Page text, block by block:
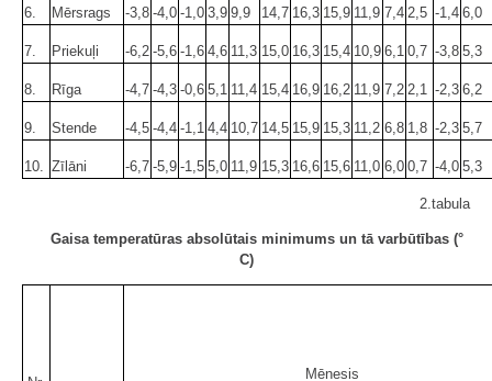
6. Mērsrags -3,8 -4,0 -1,0 3,9 9,9 14,7 16,3 15,9 11,9 7,4 2,5 -1,4 6,0
7. Priekuļi -6,2 -5,6 -1,6 4,6 11,3 15,0 16,3 15,4 10,9 6,1 0,7 -3,8 5,3
8. Rīga -4,7 -4,3 -0,6 5,1 11,4 15,4 16,9 16,2 11,9 7,2 2,1 -2,3 6,2
9. Stende -4,5 -4,4 -1,1 4,4 10,7 14,5 15,9 15,3 11,2 6,8 1,8 -2,3 5,7
10. Zīlāni -6,7 -5,9 -1,5 5,0 11,9 15,3 16,6 15,6 11,0 6,0 0,7 -4,0 5,3
2.tabula
Gaisa temperatūras absolūtais minimums un tā varbūtības (°
C)
Mēnesis